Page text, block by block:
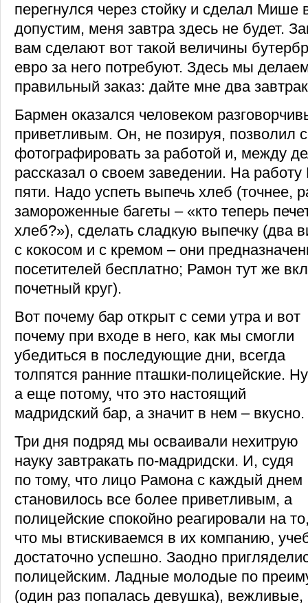
перегнулся через стойку и сделал Мише
допустим, меня завтра здесь не будет.
вам сделают вот такой величины
евро за него потребуют. Здесь мы
правильный заказ: дайте мне два
Бармен оказался человеком
приветливым. Он, не позируя, позволил
фотографировать за работой и, между
рассказал о своем заведении. На
пяти. Надо успеть выпечь хлеб (точнее,
замороженные багеты – «кто теперь
хлеб?»), сделать сладкую выпечку (два
с кокосом и с кремом – они
посетителей бесплатно; Рамон тут же
почетный круг).
Вот почему бар открыт с семи утра и вот
почему при входе в него, как мы смогли
убедиться в последующие дни, всегда
толпятся ранние пташки-полицейские. Ну
а еще потому, что это настоящий
мадридский бар, а значит в нем – вкусно.
Три дня подряд мы осваивали нехитрую
науку завтракать по-мадридски. И, судя
по тому, что лицо Рамона с каждый днем
становилось все более приветливым, а
полицейские спокойно реагировали на
что мы втискиваемся в их компанию,
достаточно успешно. Заодно
полицейским. Ладные молодые по
(один раз попалась девушка),